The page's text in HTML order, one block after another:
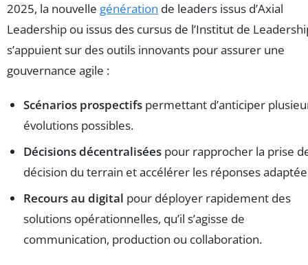
2025, la nouvelle génération de leaders issus d’Axial
Leadership ou issus des cursus de l’Institut de
s’appuient sur des outils innovants pour assurer une
gouvernance agile :
Scénarios prospectifs permettant d’anticiper
évolutions possibles.
Décisions décentralisées pour rapprocher la prise
décision du terrain et accélérer les réponses
Recours au digital pour déployer rapidement des
solutions opérationnelles, qu’il s’agisse de
communication, production ou collaboration.